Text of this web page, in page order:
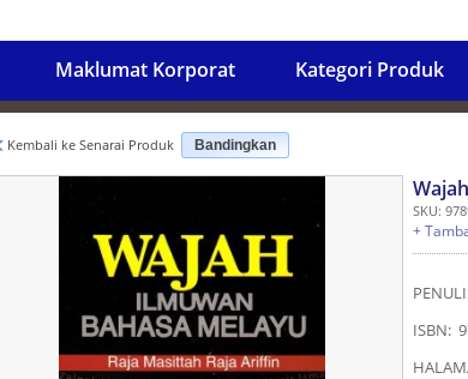
Maklumat Korporat Kategori Produk
Kembali ke Senarai Produk Bandingkan
SKU:
+
ISBN: